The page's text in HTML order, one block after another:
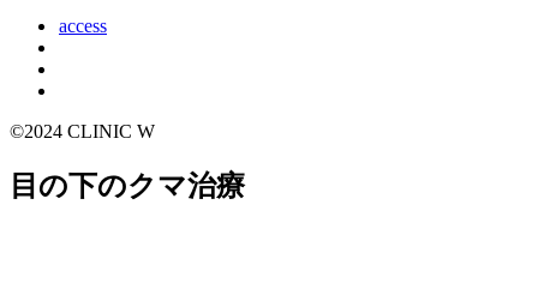
access
©2024 CLINIC W
目の下のクマ治療